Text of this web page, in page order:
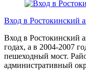
Вход в Ростокинский
Вход в Ростокинский
годах, а в 2004-2007
пешеходный мост.
административный